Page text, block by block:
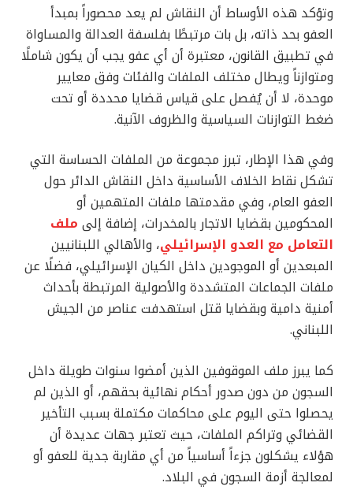
وتؤكد هذه الأوساط أن النقاش لم يعد محصوراً بمبدأ
العفو بحد ذاته، بل بات مرتبطًا بفلسفة العدالة والمساواة
في تطبيق القانون، معتبرة أن أي عفو يجب أن يكون شاملًا
ومتوازناً ويطال مختلف الملفات والفئات وفق معايير
موحدة، لا أن يُفصل على قياس قضايا محددة أو تحت
ضغط التوازنات السياسية والظروف الآنية.
وفي هذا الإطار، تبرز مجموعة من الملفات الحساسة التي
تشكل نقاط الخلاف الأساسية داخل النقاش الدائر حول
العفو العام، وفي مقدمتها ملفات المتهمين أو
المحكومين بقضايا الاتجار بالمخدرات، إضافة إلى ملف
التعامل مع العدو الإسرائيلي، والأهالي اللبنانيين
المبعدين أو الموجودين داخل الكيان الإسرائيلي، فضلًا عن
ملفات الجماعات المتشددة والأصولية المرتبطة بأحداث
أمنية دامية وبقضايا قتل استهدفت عناصر من الجيش
اللبناني.
كما يبرز ملف الموقوفين الذين أمضوا سنوات طويلة داخل
السجون من دون صدور أحكام نهائية بحقهم، أو الذين لم
يحصلوا حتى اليوم على محاكمات مكتملة بسبب التأخير
القضائي وتراكم الملفات، حيث تعتبر جهات عديدة أن
هؤلاء يشكلون جزءاً أساسياً من أي مقاربة جدية للعفو أو
لمعالجة أزمة السجون في البلاد.